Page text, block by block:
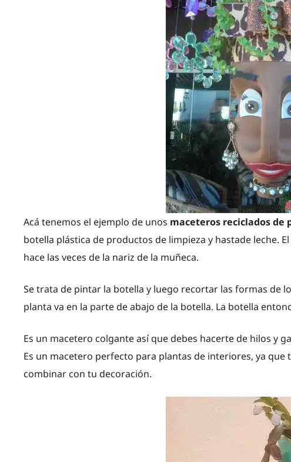
Acá tenemos el ejemplo de unos maceteros reciclados de
botella plástica de productos de limpieza y hastade leche.
hace las veces de la nariz de la muñeca.
Se trata de pintar la botella y luego recortar las formas de
planta va en la parte de abajo de la botella. La botella
Es un macetero colgante así que debes hacerte de hilos y
Es un macetero perfecto para plantas de interiores, ya
combinar con tu decoración.